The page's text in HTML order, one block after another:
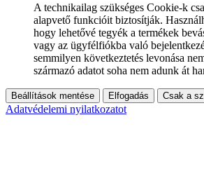
A technikailag szükséges Cookie-k
alapvető funkcióit biztosítják.
hogy lehetővé tegyék a termékek
vagy az ügyfélfiókba való
semmilyen következtetés levonása
származó adatot soha nem adunk át
Beállítások mentése Elfogadás Csak a
Adatvédelemi nyilatkozatot